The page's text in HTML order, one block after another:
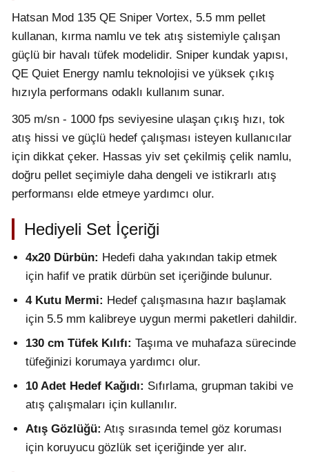
Hatsan Mod 135 QE Sniper Vortex, 5.5 mm pellet
kullanan, kırma namlu ve tek atış sistemiyle çalışan
güçlü bir havalı tüfek modelidir. Sniper kundak yapısı,
QE Quiet Energy namlu teknolojisi ve yüksek çıkış
hızıyla performans odaklı kullanım sunar.
305 m/sn - 1000 fps seviyesine ulaşan çıkış hızı, tok
atış hissi ve güçlü hedef çalışması isteyen kullanıcılar
için dikkat çeker. Hassas yiv set çekilmiş çelik namlu,
doğru pellet seçimiyle daha dengeli ve istikrarlı atış
performansı elde etmeye yardımcı olur.
Hediyeli Set İçeriği
4x20 Dürbün: Hedefi daha yakından takip etmek
için hafif ve pratik dürbün set içeriğinde bulunur.
4 Kutu Mermi: Hedef çalışmasına hazır başlamak
için 5.5 mm kalibreye uygun mermi paketleri dahildir.
130 cm Tüfek Kılıfı: Taşıma ve muhafaza sürecinde
tüfeğinizi korumaya yardımcı olur.
10 Adet Hedef Kağıdı: Sıfırlama, grupman takibi ve
atış çalışmaları için kullanılır.
Atış Gözlüğü: Atış sırasında temel göz koruması
için koruyucu gözlük set içeriğinde yer alır.